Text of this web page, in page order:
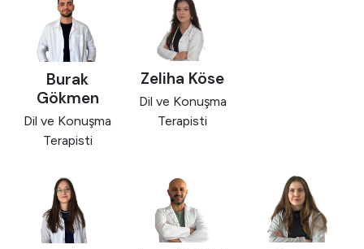
Burak
Gökmen
Dil ve Konuşma
Terapisti
Zeliha Köse
Dil ve Konuşma
Terapisti